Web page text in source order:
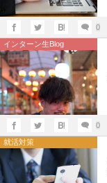
0
インターン生Blog
0
就活対策